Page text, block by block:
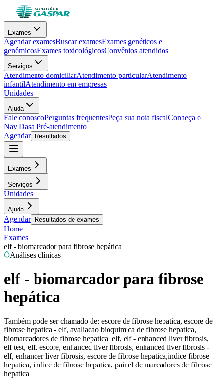
Exames
Agendar examesBuscar examesExames genéticos e
genômicosExames toxicológicosConvênios atendidos
Serviços
Atendimento domiciliarAtendimento particularAtendimento
infantilAtendimento em empresas
Unidades
Ajuda
Fale conoscoPerguntas frequentesPeça sua nota fiscalConheça o
Nav Dasa Pré-atendimento
Agendar
Resultados
Exames
Serviços
Unidades
Ajuda
Agendar Resultados de exames
Home
Exames
elf - biomarcador para fibrose hepática
Análises clínicas
elf - biomarcador para fibrose
hepática
Também pode ser chamado de: escore de fibrose hepatica, escore de
fibrose hepatica - elf, avaliacao bioquimica de fibrose hepatica,
biomarcadores de fibrose hepatica, elf, elf - enhanced liver fibrosis,
elf test, elf, escore, enhanced liver fibrosis, enhanced liver fibrosis -
elf, enhancer liver fibrosis, escore de fibrose hepatica,indice fibrose
hepatica, indice de fibrose hepatica, painel de marcadores de fibrose
hepatica